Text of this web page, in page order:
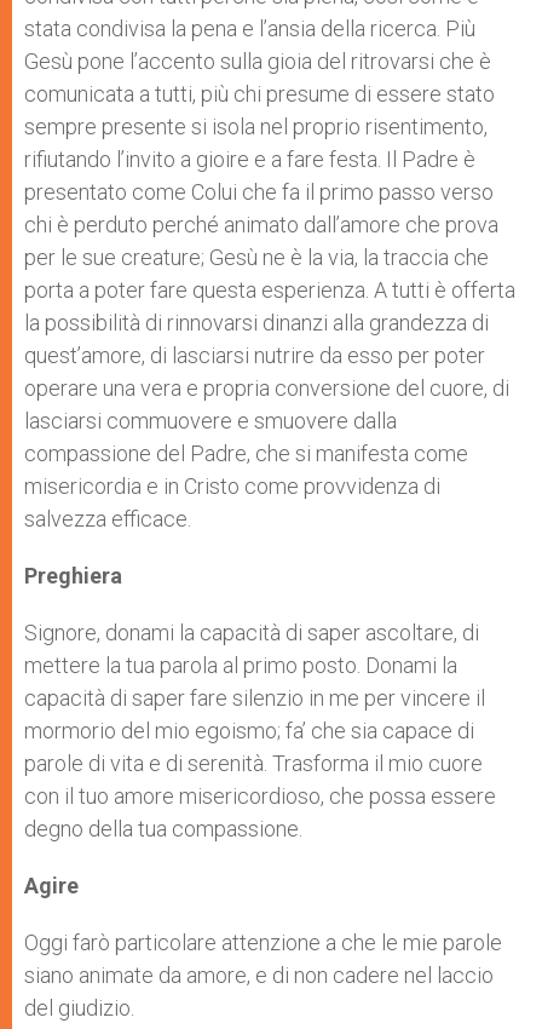
stata condivisa la pena e l’ansia della ricerca. Più
Gesù pone l’accento sulla gioia del ritrovarsi che è
comunicata a tutti, più chi presume di essere stato
sempre presente si isola nel proprio risentimento,
rifiutando l’invito a gioire e a fare festa. Il Padre è
presentato come Colui che fa il primo passo verso
chi è perduto perché animato dall’amore che prova
per le sue creature; Gesù ne è la via, la traccia che
porta a poter fare questa esperienza. A tutti è offerta
la possibilità di rinnovarsi dinanzi alla grandezza di
quest’amore, di lasciarsi nutrire da esso per poter
operare una vera e propria conversione del cuore, di
lasciarsi commuovere e smuovere dalla
compassione del Padre, che si manifesta come
misericordia e in Cristo come provvidenza di
salvezza efficace.
Preghiera
Signore, donami la capacità di saper ascoltare, di
mettere la tua parola al primo posto. Donami la
capacità di saper fare silenzio in me per vincere il
mormorio del mio egoismo; fa’ che sia capace di
parole di vita e di serenità. Trasforma il mio cuore
con il tuo amore misericordioso, che possa essere
degno della tua compassione.
Agire
Oggi farò particolare attenzione a che le mie parole
siano animate da amore, e di non cadere nel laccio
del giudizio.